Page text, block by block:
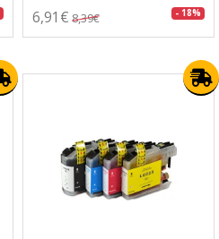
6,91€ 8,39€ - 18%